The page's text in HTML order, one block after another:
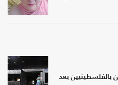
بالفلسطينيين بعد